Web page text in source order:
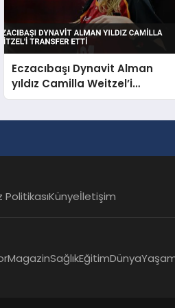
Eczacıbaşı Dynavit Alman
yıldız Camilla Weitzel’i
transfer etti
PolitikasıKünyeİletişim
MagazinSağlıkEğitimDünya